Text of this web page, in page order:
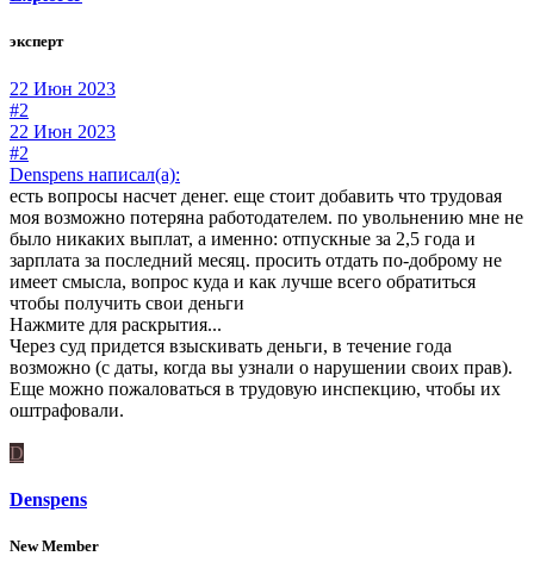
эксперт
22 Июн 2023
#2
22 Июн 2023
#2
Denspens написал(а):
есть вопросы насчет денег. еще стоит добавить что трудовая
моя возможно потеряна работодателем. по увольнению мне не
было никаких выплат, а именно: отпускные за 2,5 года и
зарплата за последний месяц. просить отдать по-доброму не
имеет смысла, вопрос куда и как лучше всего обратиться
чтобы получить свои деньги
Нажмите для раскрытия...
Через суд придется взыскивать деньги, в течение года
возможно (с даты, когда вы узнали о нарушении своих прав).
Еще можно пожаловаться в трудовую инспекцию, чтобы их
оштрафовали.
D
Denspens
New Member